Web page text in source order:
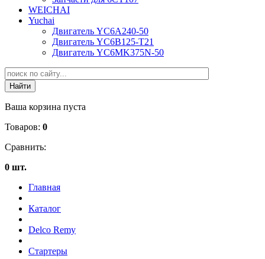
WEICHAI
Yuchai
Двигатель YC6A240-50
Двигатель YC6B125-T21
Двигатель YC6MK375N-50
Ваша корзина пуста
Товаров: 0
Сравнить:
0 шт.
Главная
Каталог
Delco Remy
Стартеры